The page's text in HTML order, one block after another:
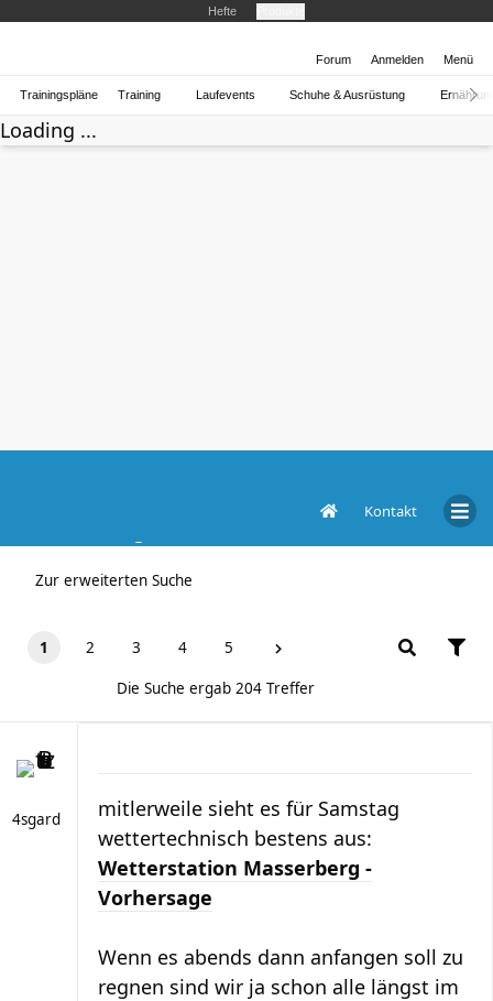
Hefte
Forum Anmelden Menü
Trainingspläne Training Laufevents Schuhe & Ausrüstung
Loading ...
Kontakt
Zur erweiterten Suche
1 2 3 4 5
Die Suche ergab 204 Treffer
4sgard
mitlerweile sieht es für Samstag
wettertechnisch bestens aus:
Wetterstation Masserberg -
Vorhersage
Wenn es abends dann anfangen soll zu
regnen sind wir ja schon alle längst im